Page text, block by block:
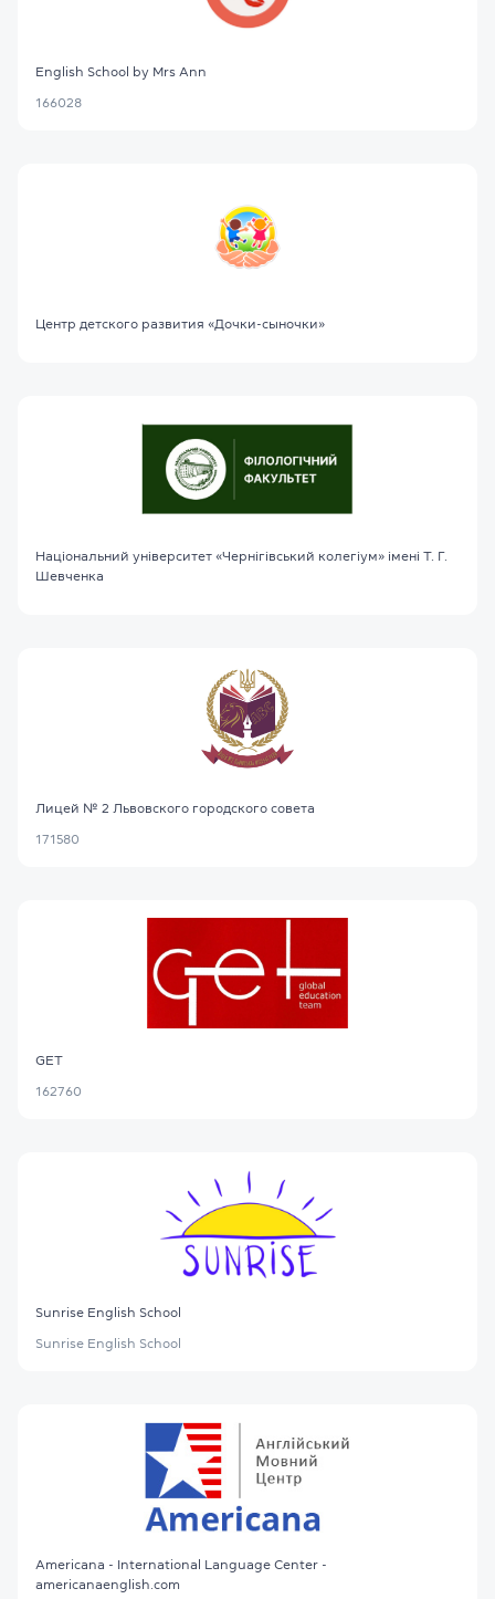
English School by Mrs Ann
166028
Центр детского развития «Дочки-сыночки»
Національний університет «Чернігівський колегіум» імені Т. Г.
Шевченка
Лицей № 2 Львовского городского совета
171580
GET
162760
Sunrise English School
Sunrise English School
Americana - International Language Center -
americanaenglish.com